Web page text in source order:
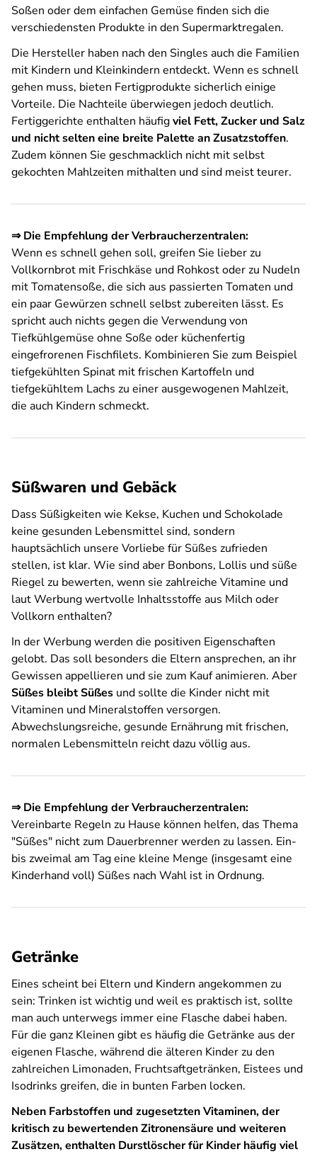
Soßen oder dem einfachen Gemüse finden sich die
verschiedensten Produkte in den Supermarktregalen.
Die Hersteller haben nach den Singles auch die Familien
mit Kindern und Kleinkindern entdeckt. Wenn es schnell
gehen muss, bieten Fertigprodukte sicherlich einige
Vorteile. Die Nachteile überwiegen jedoch deutlich.
Fertiggerichte enthalten häufigviel Fett, Zucker und Salz
und nicht selten eine breite Palette an Zusatzstoffen.
Zudem können Sie geschmacklich nicht mit selbst
gekochten Mahlzeiten mithalten und sind meist teurer.
⇒ Die Empfehlung der Verbraucherzentralen:
Wenn es schnell gehen soll, greifen Sie lieber zu
Vollkornbrot mit Frischkäse und Rohkost oder zu Nudeln
mit Tomatensoße, die sich aus passierten Tomaten und
ein paar Gewürzen schnell selbst zubereiten lässt. Es
spricht auch nichts gegen die Verwendung von
Tiefkühlgemüse ohne Soße oder küchenfertig
eingefrorenen Fischfilets. Kombinieren Sie zum Beispiel
tiefgekühlten Spinat mit frischen Kartoffeln und
tiefgekühltem Lachs zu einer ausgewogenen Mahlzeit,
die auch Kindern schmeckt.
Süßwaren und Gebäck
Dass Süßigkeiten wie Kekse, Kuchen und Schokolade
keine gesunden Lebensmittel sind, sondern
hauptsächlich unsere Vorliebe für Süßes zufrieden
stellen, ist klar. Wie sind aber Bonbons, Lollis und süße
Riegel zu bewerten, wenn sie zahlreiche Vitamine und
laut Werbung wertvolle Inhaltsstoffe aus Milch oder
Vollkorn enthalten?
In der Werbung werden die positiven Eigenschaften
gelobt. Das soll besonders die Eltern ansprechen, an ihr
Gewissen appellieren und sie zum Kauf animieren. Aber
Süßes bleibt Süßes und sollte die Kinder nicht mit
Vitaminen und Mineralstoffen versorgen.
Abwechslungsreiche, gesunde Ernährung mit frischen,
normalen Lebensmitteln reicht dazu völlig aus.
⇒ Die Empfehlung der Verbraucherzentralen:
Vereinbarte Regeln zu Hause können helfen, das Thema
"Süßes" nicht zum Dauerbrenner werden zu lassen. Ein-
bis zweimal am Tag eine kleine Menge (insgesamt eine
Kinderhand voll) Süßes nach Wahl ist in Ordnung.
Getränke
Eines scheint bei Eltern und Kindern angekommen zu
sein: Trinken ist wichtig und weil es praktisch ist, sollte
man auch unterwegs immer eine Flasche dabei haben.
Für die ganz Kleinen gibt es häufig die Getränke aus der
eigenen Flasche, während die älteren Kinder zu den
zahlreichen Limonaden, Fruchtsaftgetränken, Eistees und
Isodrinks greifen, die in bunten Farben locken.
Neben Farbstoffen und zugesetzten Vitaminen, der
kritisch zu bewertenden Zitronensäure und weiteren
Zusätzen, enthalten Durstlöscher für Kinder häufig viel